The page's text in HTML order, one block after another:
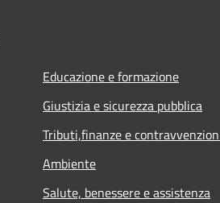
Educazione e formazione
Giustizia e sicurezza pubblica
Tributi,finanze e
Ambiente
Salute, benessere e assistenza